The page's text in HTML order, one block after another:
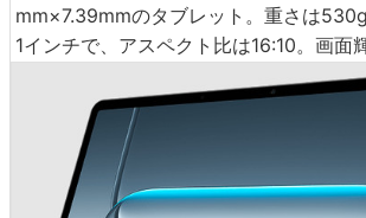
mm×7.39mmのタブレット。重さは
1インチで、アスペクト比は16:10。画面